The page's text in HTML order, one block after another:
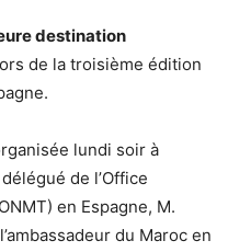
destination
de la troisième édition
lundi soir à
de l’Office
en Espagne, M.
du Maroc en